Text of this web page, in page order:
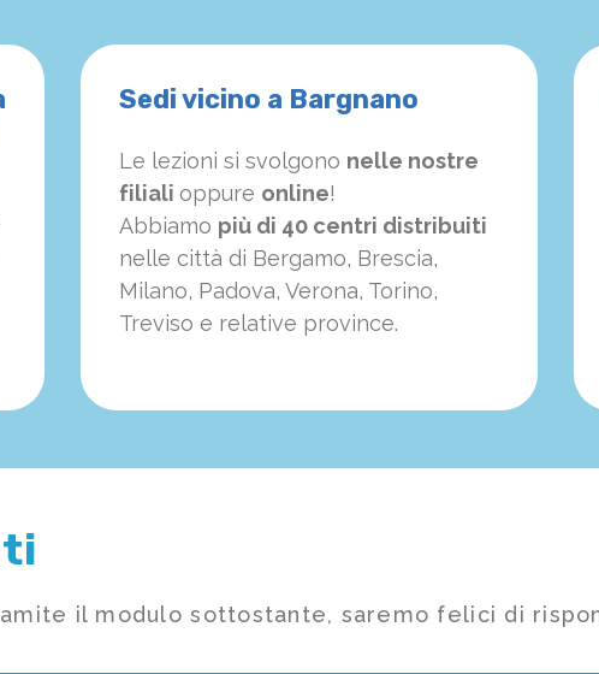
Sedi vicino a Bargnano
Le lezioni si svolgono nelle nostre
filiali oppure online!
Abbiamo più di 40 centri distribuiti
nelle città di Bergamo, Brescia,
Milano, Padova, Verona, Torino,
Treviso e relative province.
il modulo sottostante, saremo felici di